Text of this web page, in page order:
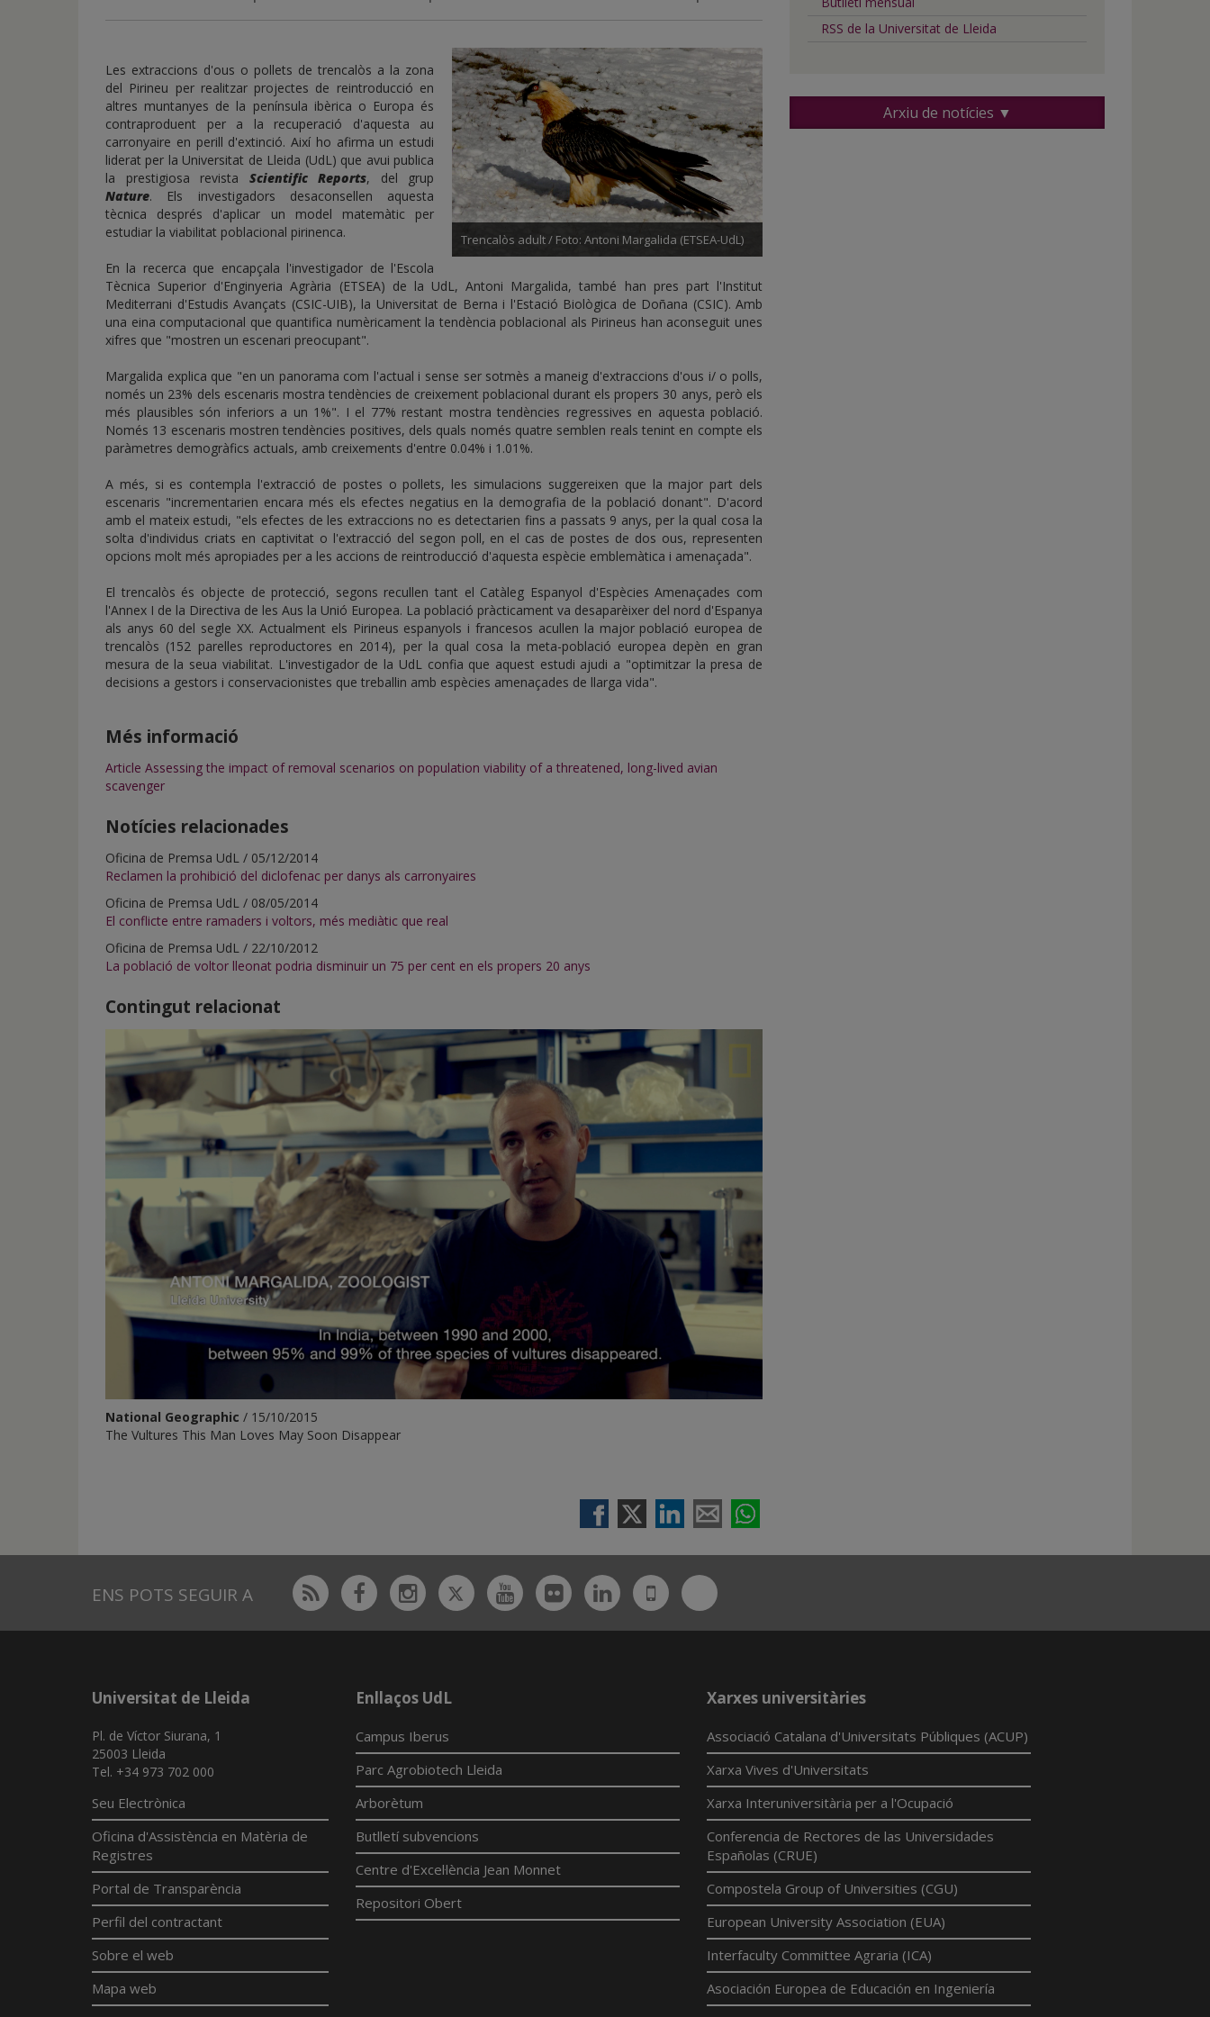
inicio
Trencalòs adult / Foto: Antoni Margalida (ETSEA-UdL)
Les extraccions d'ous o pollets de trencalòs a la zona
del Pirineu per realitzar projectes de reintroducció en
altres muntanyes de la península ibèrica o Europa és
contraproduent per a la recuperació d'aquesta au
carronyaire en perill d'extinció. Així ho afirma un estudi
liderat per la Universitat de Lleida (UdL) que avui publica
la prestigiosa revista Scientific Reports, del grup
Nature. Els investigadors desaconsellen aquesta
tècnica després d'aplicar un model matemàtic per
estudiar la viabilitat poblacional pirinenca.
En la recerca que encapçala l'investigador de l'Escola
Tècnica Superior d'Enginyeria Agrària (ETSEA) de la UdL, Antoni Margalida, també han pres part l'Institut
Mediterrani d'Estudis Avançats (CSIC-UIB), la Universitat de Berna i l'Estació Biològica de Doñana (CSIC). Amb
una eina computacional que quantifica numèricament la tendència poblacional als Pirineus han aconseguit unes
xifres que "mostren un escenari preocupant".
Margalida explica que "en un panorama com l'actual i sense ser sotmès a maneig d'extraccions d'ous i/ o polls,
només un 23% dels escenaris mostra tendències de creixement poblacional durant els propers 30 anys, però els
més plausibles són inferiors a un 1%". I el 77% restant mostra tendències regressives en aquesta població.
Només 13 escenaris mostren tendències positives, dels quals només quatre semblen reals tenint en compte els
paràmetres demogràfics actuals, amb creixements d'entre 0.04% i 1.01%.
A més, si es contempla l'extracció de postes o pollets, les simulacions suggereixen que la major part dels
escenaris "incrementarien encara més els efectes negatius en la demografia de la població donant". D'acord
amb el mateix estudi, "els efectes de les extraccions no es detectarien fins a passats 9 anys, per la qual cosa la
solta d'individus criats en captivitat o l'extracció del segon poll, en el cas de postes de dos ous, representen
opcions molt més apropiades per a les accions de reintroducció d'aquesta espècie emblemàtica i amenaçada".
El trencalòs és objecte de protecció, segons recullen tant el Catàleg Espanyol d'Espècies Amenaçades com
l'Annex I de la Directiva de les Aus la Unió Europea. La població pràcticament va desaparèixer del nord d'Espanya
als anys 60 del segle XX. Actualment els Pirineus espanyols i francesos acullen la major població europea de
trencalòs (152 parelles reproductores en 2014), per la qual cosa la meta-població europea depèn en gran
mesura de la seua viabilitat. L'investigador de la UdL confia que aquest estudi ajudi a "optimitzar la presa de
decisions a gestors i conservacionistes que treballin amb espècies amenaçades de llarga vida".
Més informació
Article Assessing the impact of removal scenarios on population viability of a threatened, long-lived avian
scavenger
Notícies relacionades
Oficina de Premsa UdL / 05/12/2014
Reclamen la prohibició del diclofenac per danys als carronyaires
Oficina de Premsa UdL / 08/05/2014
El conflicte entre ramaders i voltors, més mediàtic que real
Oficina de Premsa UdL / 22/10/2012
La població de voltor lleonat podria disminuir un 75 per cent en els propers 20 anys
Contingut relacionat
National Geographic / 15/10/2015
The Vultures This Man Loves May Soon Disappear
RSS de la Universitat de Lleida
Arxiu de notícies ▼
ENS POTS SEGUIR A Rss FacebookInstagram
TwitterYoutubeFlickrLinkedin
UdL
App
Bluesky
Universitat de Lleida
Pl. de Víctor Siurana, 1
25003 Lleida
Tel. +34 973 702 000
Seu Electrònica
Oficina d'Assistència en Matèria de
Registres
Portal de Transparència
Perfil del contractant
Sobre el web
Mapa web
Enllaços UdL
Campus Iberus
Parc Agrobiotech Lleida
Arborètum
Butlletí subvencions
Centre d'Excel·lència Jean Monnet
Repositori Obert
Xarxes universitàries
Associació Catalana d'Universitats Públiques (ACUP)
Xarxa Vives d'Universitats
Xarxa Interuniversitària per a l'Ocupació
Conferencia de Rectores de las Universidades
Españolas (CRUE)
Compostela Group of Universities (CGU)
European University Association (EUA)
Interfaculty Committee Agraria (ICA)
Asociación Europea de Educación en Ingeniería